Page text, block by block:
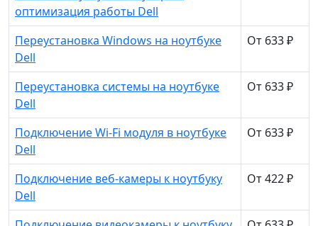
оптимизация работы Dell
Переустановка Windows на ноутбуке
Dell
От 633 ₽
Переустановка системы на ноутбуке
Dell
От 633 ₽
Подключение Wi-Fi модуля в ноутбуке
Dell
От 633 ₽
Подключение веб-камеры к ноутбуку
Dell
От 422 ₽